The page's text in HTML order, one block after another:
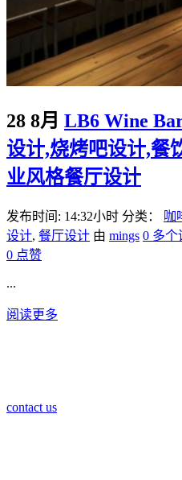
28 8月 LB6 Wine
设计,烧烤吧设计,餐
业风格餐厅设计
发布时间: 14:32小时 分类： 咖
设计, 餐厅设计 由 mings 0 多个
0 点赞
...
阅读更多
contact us